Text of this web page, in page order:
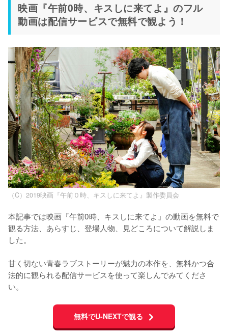
映画『午前0時、キスしに来てよ』のフル
動画は配信サービスで無料で観よう！
（C）2019映画『午前０時、キスしに来てよ』製作委員会
本記事では映画『午前0時、キスしに来てよ』の動画を無料で
観る方法、あらすじ、登場人物、見どころについて解説しま
した。
甘く切ない青春ラブストーリーが魅力の本作を、無料かつ合
法的に観られる配信サービスを使って楽しんでみてくださ
い。
無料でU-NEXTで観る